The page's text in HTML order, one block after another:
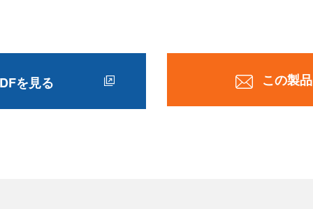
を見る この製